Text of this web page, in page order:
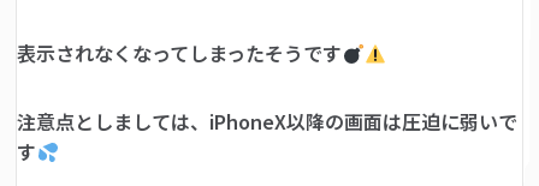
表示されなくなってしまったそうです
注意点としましては、iPhoneX以降の画面は圧迫に弱いで
す